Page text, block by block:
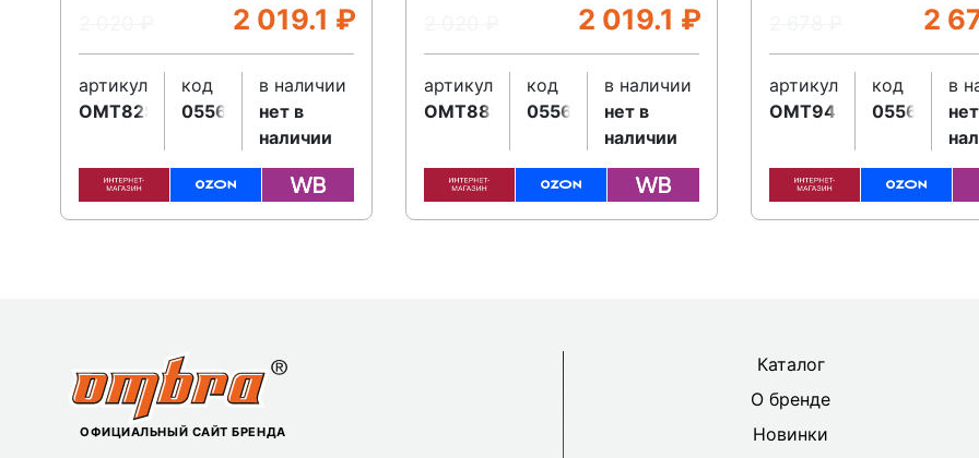
2 019.1 ₽
артикул
OMT82SBMC
код
055635
в наличии
нет в
наличии
2 019.1 ₽
артикул
OMT88SBMC
код
055636
в наличии
нет в
наличии
2
артикул
OMT94SBMC
код
055638
в
ОФИЦИАЛЬНЫЙ САЙТ БРЕНДА
Каталог
О бренде
Новинки